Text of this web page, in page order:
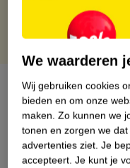
Over dit product
Productinformatie
Etiketinformatie
We waarderen
Wij gebruiken cookies
bieden en om onze
maken. Zo kunnen we
tonen en zorgen we
advertenties ziet. Je
accepteert. Je kunt je